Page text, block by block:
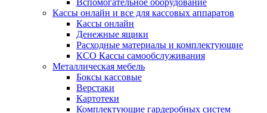
Вспомогательное оборудование
Кассы онлайн и все для кассовых аппаратов
Кассы онлайн
Денежные ящики
Расходные материалы и комплектующие
КСО Кассы самообслуживания
Металлическая мебель
Боксы кассовые
Верстаки
Картотеки
Комплектующие гардеробных систем